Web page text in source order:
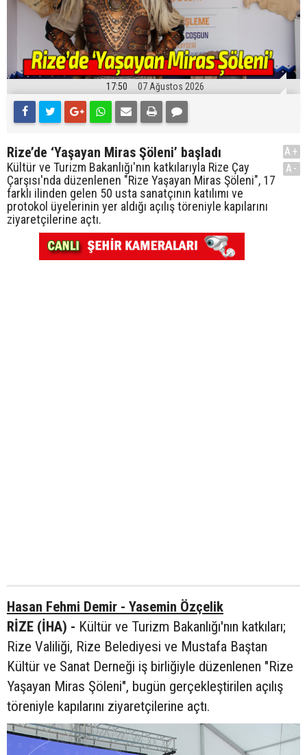
17:50 07 Ağustos 2026
Rize’de ‘Yaşayan Miras Şöleni’ başladı
Kültür ve Turizm Bakanlığı'nın katkılarıyla Rize Çay
Çarşısı'nda düzenlenen "Rize Yaşayan Miras Şöleni", 17
farklı ilinden gelen 50 usta sanatçının katılımı ve
protokol üyelerinin yer aldığı açılış töreniyle kapılarını
ziyaretçilerine açtı.
A+
A-
Hasan Fehmi Demir - Yasemin Özçelik
RİZE (İHA) - Kültür ve Turizm Bakanlığı'nın katkıları;
Rize Valiliği, Rize Belediyesi ve Mustafa Baştan
Kültür ve Sanat Derneği iş birliğiyle düzenlenen "Rize
Yaşayan Miras Şöleni", bugün gerçekleştirilen açılış
töreniyle kapılarını ziyaretçilerine açtı.